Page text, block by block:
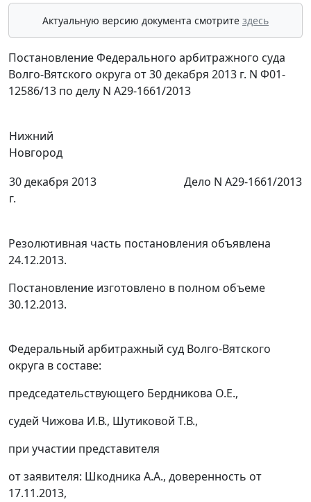
Актуальную версию документа смотрите здесь
Постановление Федерального арбитражного суда
Волго-Вятского округа от 30 декабря 2013 г. N Ф01-
12586/13 по делу N А29-1661/2013
Нижний
Новгород
30 декабря 2013
г.
Дело N А29-1661/2013
Резолютивная часть постановления объявлена
24.12.2013.
Постановление изготовлено в полном объеме
30.12.2013.
Федеральный арбитражный суд Волго-Вятского
округа в составе:
председательствующего Бердникова О.Е.,
судей Чижова И.В., Шутиковой Т.В.,
при участии представителя
от заявителя: Шкодника А.А., доверенность от
17.11.2013,